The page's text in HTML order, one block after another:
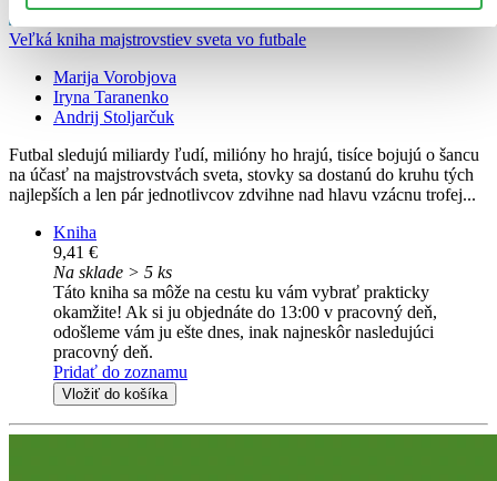
Veľká kniha majstrovstiev sveta vo futbale
Marija Vorobjova
Iryna Taranenko
Andrij Stoljarčuk
Futbal sledujú miliardy ľudí, milióny ho hrajú, tisíce bojujú o šancu
na účasť na majstrovstvách sveta, stovky sa dostanú do kruhu tých
najlepších a len pár jednotlivcov zdvihne nad hlavu vzácnu trofej...
Kniha
9,41 €
Na sklade > 5 ks
Táto kniha sa môže na cestu ku vám vybrať prakticky
okamžite! Ak si ju objednáte do 13:00 v pracovný deň,
odošleme vám ju ešte dnes, inak najneskôr nasledujúci
pracovný deň.
Pridať do zoznamu
Vložiť do košíka